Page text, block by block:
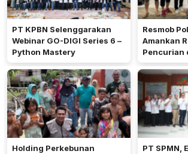
PT KPBN Selenggarakan
Webinar GO-DIGI Series 6 –
Python Mastery
Resmob
Amankan
Pencurian
Timur
Holding Perkebunan
PT SPMN,